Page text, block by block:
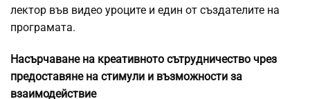
лектор във видео уроците и един от създателите на
програмата.
Насърчаване на креативното сътрудничество чрез
предоставяне на стимули и възможности за
взаимодействие